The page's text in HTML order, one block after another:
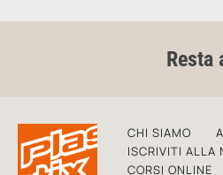
CHI SIAMO
ISCRIVITI ALLA
CORSI ONLINE